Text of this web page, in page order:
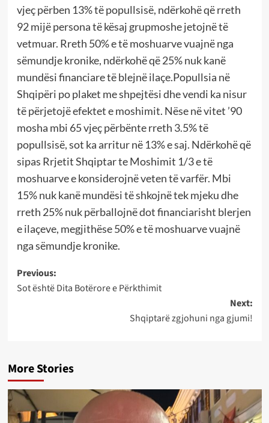
vjeç përben 13% të popullsisë, ndërkohë që rreth
92 mijë persona të kësaj grupmoshe jetojnë të
vetmuar. Rreth 50% e të moshuarve vuajnë nga
sëmundje kronike, ndërkohë që 25% nuk kanë
mundësi financiare të blejnë ilaçe.Popullsia në
Shqipëri po plaket me shpejtësi dhe vendi ka nisur
të përjetojë efektet e moshimit. Nëse në vitet ’90
mosha mbi 65 vjeç përbënte rreth 3.5% të
popullsisë, sot ka arritur në 13% e saj. Ndërkohë që
sipas Rrjetit Shqiptar te Moshimit 1/3 e të
moshuarve e konsiderojnë veten të varfër. Mbi
15% nuk kanë mundësi të shkojnë tek mjeku dhe
rreth 25% nuk përballojnë dot financiarisht blerjen
e ilaçeve, megjithëse 50% e të moshuarve vuajnë
nga sëmundje kronike.
Post
navigation
Previous:
Sot është Dita Botërore e Përkthimit
Next:
Shqiptarë zgjohuni nga gjumi!
More Stories